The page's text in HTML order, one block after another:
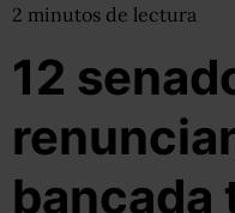
2 minutos de lectura
12
bancada